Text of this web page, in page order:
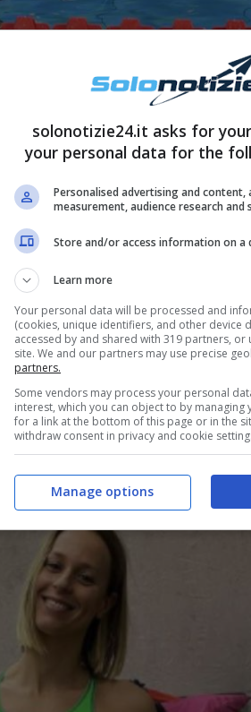
e successi
sono molti i
carriera è cominciata quando
nuoto che è arrivata grazie alla
di lotta greco-romana.
nazionale italiana, con ben
in carica nei 200 m ed
le scene dopo aver
per la carriera della
, nel 2009, ritrovando poi
solonotizie24.it asks for
your personal data for the
Personalised advertising and
measurement, audience research and
Store and/or access information on a
Learn more
Your personal data will be processed and
(cookies, unique identifiers, and other device
accessed by and shared with 319 partners, or
site. We and our partners may use precise
partners.
Some vendors may process your personal
interest, which you can object to by
for a link at the bottom of this page or in the
withdraw consent in privacy and cookie
Manage options